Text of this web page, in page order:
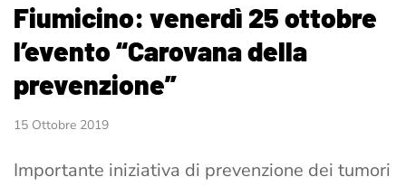
Fiumicino: venerdì 25 ottobre
l’evento “Carovana della
prevenzione”
15 Ottobre 2019
Importante iniziativa di prevenzione dei tumori